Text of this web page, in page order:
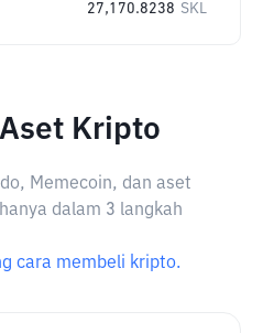
27,170.8238 SKL
Kripto
Memecoin, dan aset
dalam 3 langkah
cara membeli kripto.